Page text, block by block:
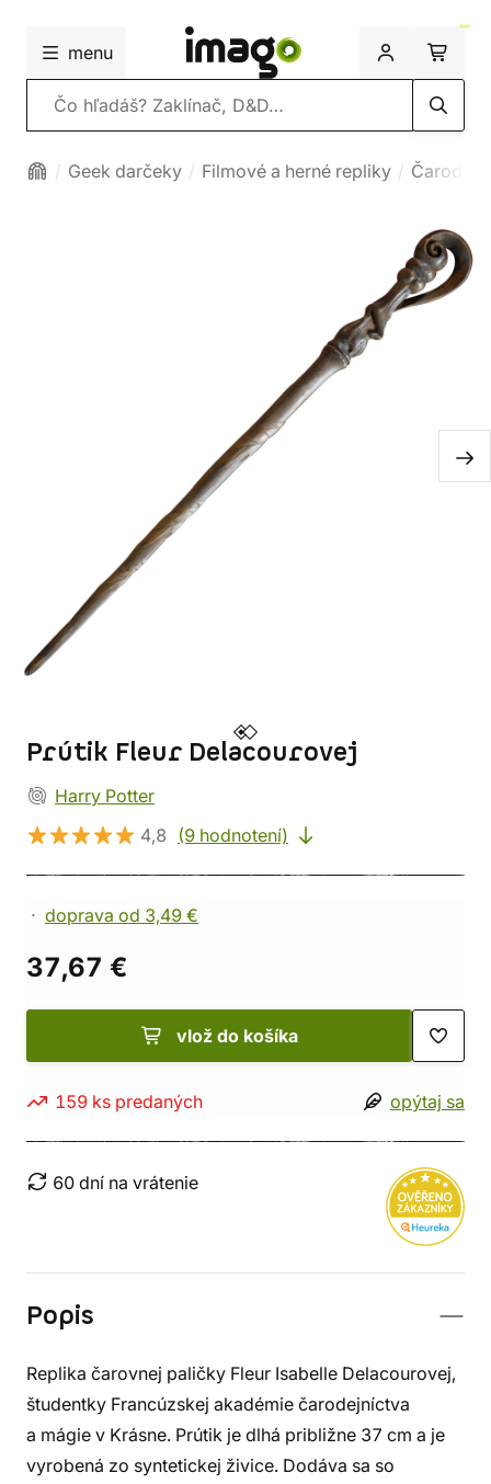
menu
Vyhľadávanie
Geek darčeky Filmové a herné repliky
Prútik Fleur Delacourovej
Harry Potter
4,8
(9 hodnotení)
doprava od 3,49 €
37,67 €
vlož do košíka
159 ks predaných opýtaj sa
60 dní na vrátenie
Popis
Replika čarovnej paličky Fleur Isabelle Delacourovej,
študentky Francúzskej akadémie čarodejníctva
a mágie v Krásne. Prútik je dlhá približne 37 cm a je
vyrobená zo syntetickej živice. Dodáva sa so